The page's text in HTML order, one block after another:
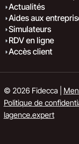
Actualités
Aides aux
Simulateurs
RDV en ligne
Accès client
© 2026 Fidecca |
Politique de
lagence.expert